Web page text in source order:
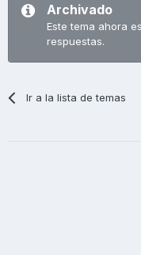
Archivado
Este tema ahora
respuestas.
Ir a la lista de temas